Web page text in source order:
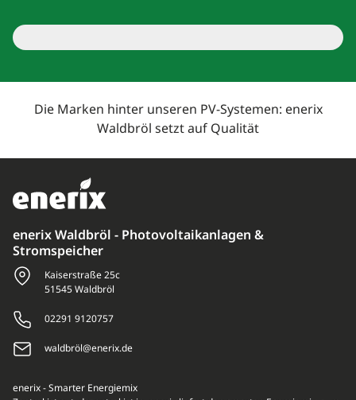
Die Marken hinter unseren PV-Systemen: enerix
Waldbröl setzt auf Qualität
enerix Waldbröl - Photovoltaikanlagen &
Stromspeicher
Kaiserstraße 25c
51545 Waldbröl
02291 9120757
waldbröl@enerix.de
enerix - Smarter Energiemix